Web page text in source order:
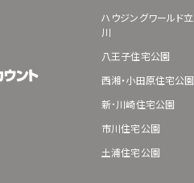
ハウジングワールド立
川
八王子住宅公園
西湘・小田原住宅公園
新･川崎住宅公園
市川住宅公園
土浦住宅公園